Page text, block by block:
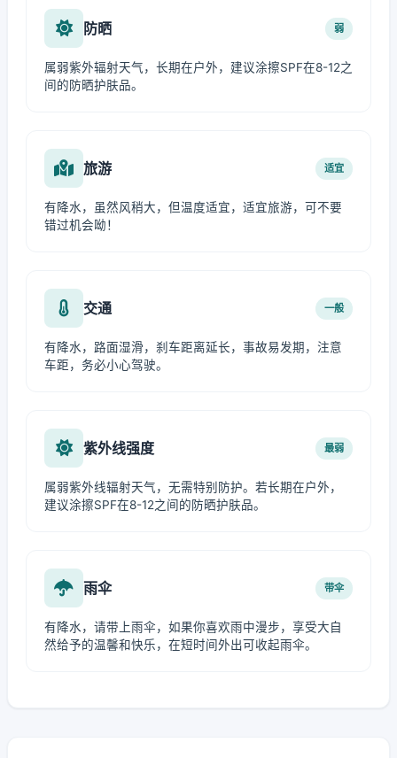
防晒 弱
属弱紫外辐射天气，长期在户外，建议涂擦SPF在8-12之
间的防晒护肤品。
旅游 适宜
有降水，虽然风稍大，但温度适宜，适宜旅游，可不要
错过机会呦！
交通 一般
有降水，路面湿滑，刹车距离延长，事故易发期，注意
车距，务必小心驾驶。
紫外线强度 最弱
属弱紫外线辐射天气，无需特别防护。若长期在户外，
建议涂擦SPF在8-12之间的防晒护肤品。
雨伞 带伞
有降水，请带上雨伞，如果你喜欢雨中漫步，享受大自
然给予的温馨和快乐，在短时间外出可收起雨伞。